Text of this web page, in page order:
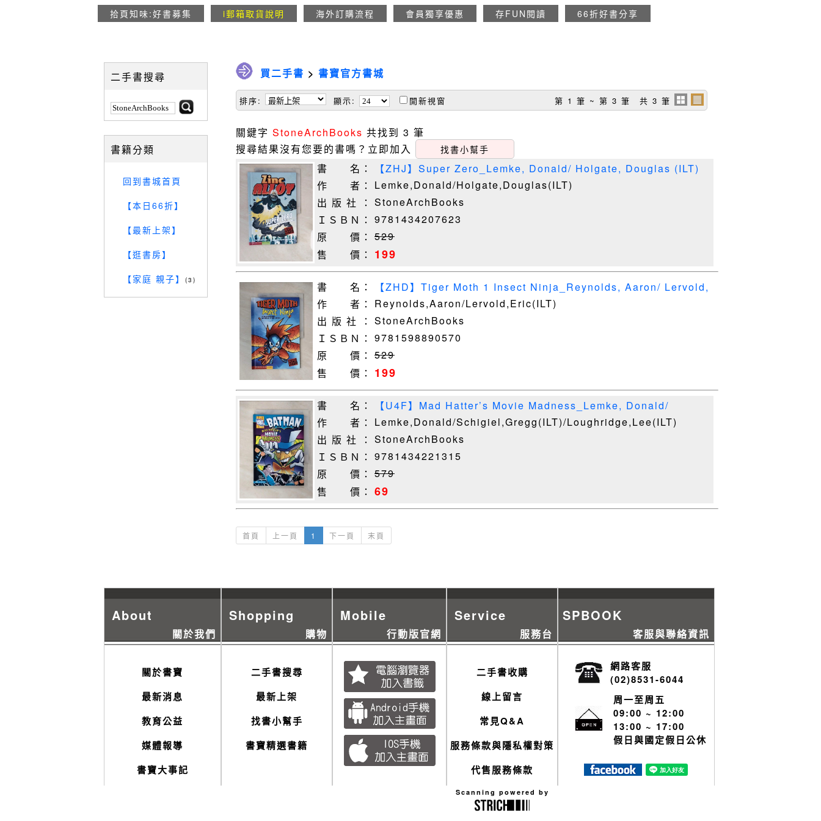
拾頁知味:好書募集 i郵箱取貨說明 海外訂購流程 會員獨享優惠 存FUN閱讀 66折好書分享
二手書搜尋
書籍分類
回到書城首頁
【本日66折】
【最新上架】
【逛書房】
【家庭 親子】
(3)
買二手書 > 書寶官方書城
排序: 顯示: 開新視窗 第 1 筆 ~ 第 3 筆 共 3 筆
關鍵字 StoneArchBooks 共找到 3 筆
搜尋結果沒有您要的書嗎？立即加入
找書小幫手
書 名：
【ZHJ】Super Zero_Lemke, Donald/ Holgate, Douglas (ILT)
作 者：
Lemke,Donald/Holgate,Douglas(ILT)
出 版 社 ： StoneArchBooks
ＩＳＢＮ： 9781434207623
原 價： 529
售 價：
199
書 名：
【ZHD】Tiger Moth 1 Insect Ninja_Reynolds, Aaron/ Lervold,
Eric (ILT)
作 者： Reynolds,Aaron/Lervold,Eric(ILT)
出 版 社 ： StoneArchBooks
ＩＳＢＮ： 9781598890570
原 價： 529
售 價： 199
書 名：
【U4F】Mad Hatter’s Movie Madness_Lemke, Donald/
Schigiel, Gregg (ILT
作 者：
Lemke,Donald/Schigiel,Gregg(ILT)/Loughridge,Lee(ILT)
出 版 社 ： StoneArchBooks
ＩＳＢＮ： 9781434221315
原 價： 579
售 價： 69
首頁 上一頁 1 下一頁 末頁
About
關於我們
關於書寶
最新消息
教育公益
媒體報導
書寶大事記
Shopping
購物
二手書搜尋
最新上架
找書小幫手
書寶精選書籍
Mobile
行動版官網
Service
服務台
二手書收購
線上留言
常見Q&A
服務條款與隱私權對策
代售服務條款
Scanning powered by
SPBOOK
客服與聯絡資訊
網路客服
(02)8531-6044
周一至周五
09:00 ~ 12:00
13:00 ~ 17:00
假日與國定假日公休